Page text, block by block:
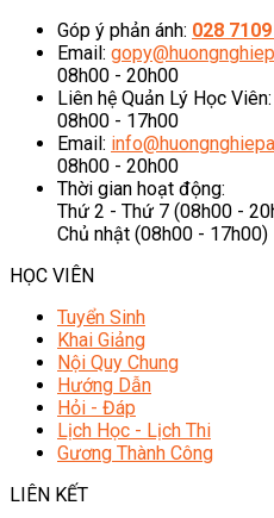
Góp ý phản ánh: 028
Email:
08h00 - 20h00
Liên hệ Quản Lý Học Viên:
08h00 - 17h00
Email:
08h00 - 20h00
Thời gian hoạt động:
Thứ 2 - Thứ 7 (08h00 -
Chủ nhật (08h00 - 17h00)
HỌC VIÊN
Tuyển Sinh
Khai Giảng
Nội Quy Chung
Hướng Dẫn
Hỏi - Đáp
Lịch Học - Lịch Thi
Gương Thành Công
LIÊN KẾT